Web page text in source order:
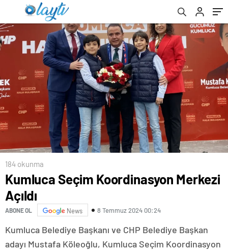
184 okunma
Kumluca Seçim Koordinasyon Merkezi
Açıldı
ABONE OL News 8 Temmuz 2024 00:24
Kumluca Belediye Başkanı ve CHP Belediye Başkan
adayı Mustafa Köleoğlu, Kumluca Seçim Koordinasyon